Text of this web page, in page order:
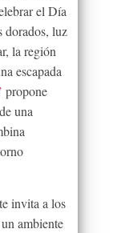
el Día
dorados, luz
la región
escapada
propone
una
invita a los
ambiente